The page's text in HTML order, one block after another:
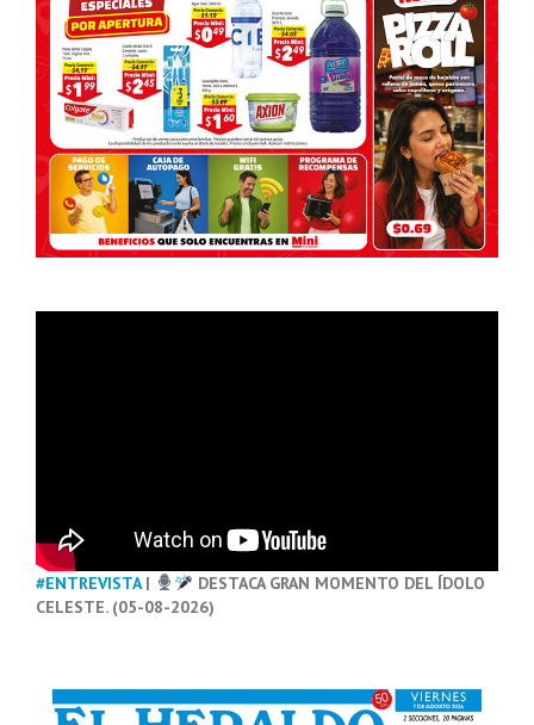
#ENTREVISTA|
DESTACA GRAN MOMENTO DEL ÍDOLO
CELESTE. (05-08-2026)